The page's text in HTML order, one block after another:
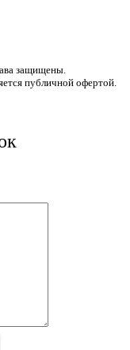
защищены.
публичной офертой.